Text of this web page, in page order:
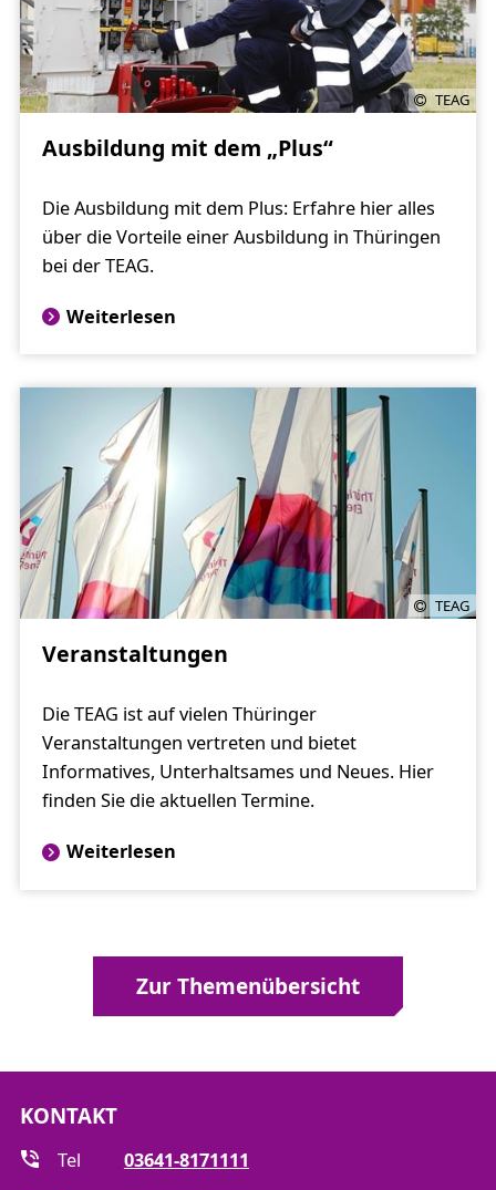
TEAG
Ausbildung mit dem „Plus“
Die Ausbildung mit dem Plus: Erfahre hier alles
über die Vorteile einer Ausbildung in Thüringen
bei der TEAG.
Weiterlesen
TEAG
Veranstaltungen
Die TEAG ist auf vielen Thüringer
Veranstaltungen vertreten und bietet
Informatives, Unterhaltsames und Neues. Hier
finden Sie die aktuellen Termine.
Weiterlesen
Zur Themenübersicht
KONTAKT
Tel
03641-8171111